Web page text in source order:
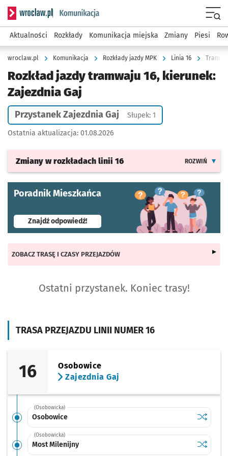
Serwis informacyjny wroclaw.pl podserwis: Komunikacja
Aktualności Rozkłady Komunikacja miejska Zmiany Piesi
wroclaw.pl Komunikacja Rozkłady jazdy MPK Linia 16
Rozkład jazdy tramwaju 16, kierunek:
Zajezdnia Gaj
Przystanek Zajezdnia Gaj Słupek: 1
Ostatnia aktualizacja: 01.08.2026
Zmiany w rozkładach linii 16 ROZWIŃ
Poradnik Mieszkańca
Znajdź odpowiedź!- otworzy się w nowej karcie
TRASA PRZEJAZDU LINII NUMER 16
16
Osobowice
Zajezdnia Gaj
(Osobowicka)
Osobowice Sprawdź
(Osobowicka)
Most Milenijny Sprawdź
Most
ZOBACZ TRASĘ I CZASY PRZEJAZDÓW
Ostatni przystanek. Koniec trasy!